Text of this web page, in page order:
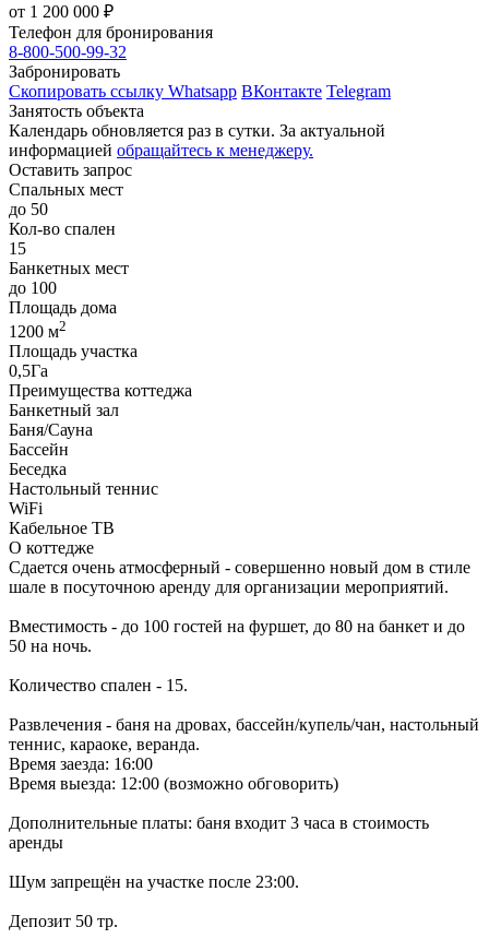
от 1 200 000 ₽
Телефон для бронирования
8-800-500-99-32
Забронировать
Скопировать ссылку Whatsapp ВКонтакте Telegram
Занятость объекта
Календарь обновляется раз в сутки. За актуальной
информацией обращайтесь к менеджеру.
Оставить запрос
Спальных мест
до 50
Кол-во спален
15
Банкетных мест
до 100
Площадь дома
1200 м2
Площадь участка
0,5Га
Преимущества коттеджа
Банкетный зал
Баня/Сауна
Бассейн
Беседка
Настольный теннис
WiFi
Кабельное ТВ
О коттедже
Сдается очень атмосферный - совершенно новый дом в стиле
шале в посуточною аренду для организации мероприятий.
Вместимость - до 100 гостей на фуршет, до 80 на банкет и до
50 на ночь.
Количество спален - 15.
Развлечения - баня на дровах, бассейн/купель/чан, настольный
теннис, караоке, веранда.
Время заезда: 16:00
Время выезда: 12:00 (возможно обговорить)
Дополнительные платы: баня входит 3 часа в стоимость
аренды
Шум запрещён на участке после 23:00.
Депозит 50 тр.